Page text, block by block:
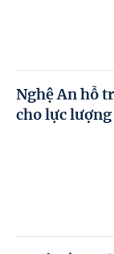
Nghệ An hỗ
cho lực